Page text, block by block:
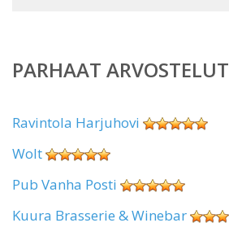
PARHAAT ARVOSTELUT
Ravintola Harjuhovi
Wolt
Pub Vanha Posti
Kuura Brasserie & Winebar